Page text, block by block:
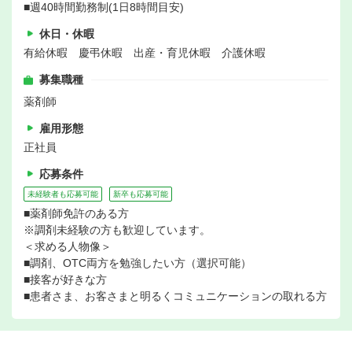
■週40時間勤務制(1日8時間目安)
休日・休暇
有給休暇 慶弔休暇 出産・育児休暇 介護休暇
募集職種
薬剤師
雇用形態
正社員
応募条件
未経験者も応募可能 新卒も応募可能
■薬剤師免許のある方
※調剤未経験の方も歓迎しています。
＜求める人物像＞
■調剤、OTC両方を勉強したい方（選択可能）
■接客が好きな方
■患者さま、お客さまと明るくコミュニケーションの取れる方